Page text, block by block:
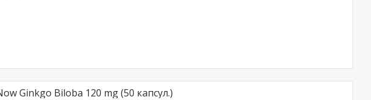
Ginkgo Biloba 120 mg (50 капсул.)